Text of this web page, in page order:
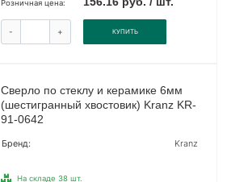
Розничная цена:
- + КУПИТЬ
Сверло по стеклу и керамике 6мм
(шестигранный хвостовик) Kranz KR-
91-0642
Бренд: Kranz
На складе 38 шт.